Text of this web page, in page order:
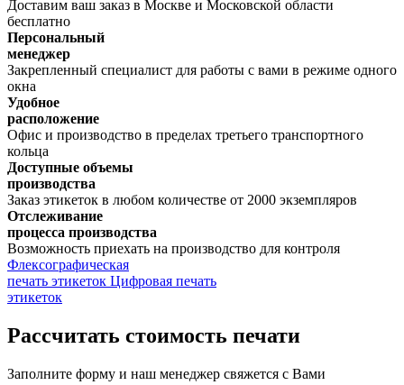
Доставим ваш заказ в Москве и Московской области
бесплатно
Персональный
менеджер
Закрепленный специалист для работы с вами в режиме одного
окна
Удобное
расположение
Офис и производство в пределах третьего транспортного
кольца
Доступные объемы
производства
Заказ этикеток в любом количестве от 2000 экземпляров
Отслеживание
процесса производства
Возможность приехать на производство для контроля
Флексографическая
печать этикеток Цифровая печать
этикеток
Рассчитать стоимость печати
Заполните форму и наш менеджер свяжется с Вами